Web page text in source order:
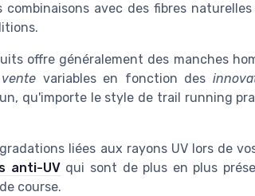
combinaisons avec des fibres
offre généralement des manches
variables en fonction des
qu'importe le style de trail running
liées aux rayons UV lors de
anti-UVqui sont de plus en plus
course.